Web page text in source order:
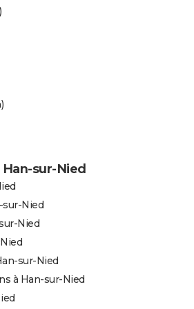
Han-sur-Nied
sur-Nied
Nied
sur-Nied
à Han-sur-Nied